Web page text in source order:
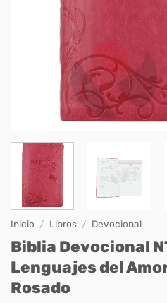
Inicio / Libros / Devocional
Biblia Devocional
Lenguajes del
Rosado